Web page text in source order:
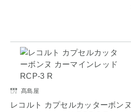
髙島屋
レコルト カプセルカッターボンヌ